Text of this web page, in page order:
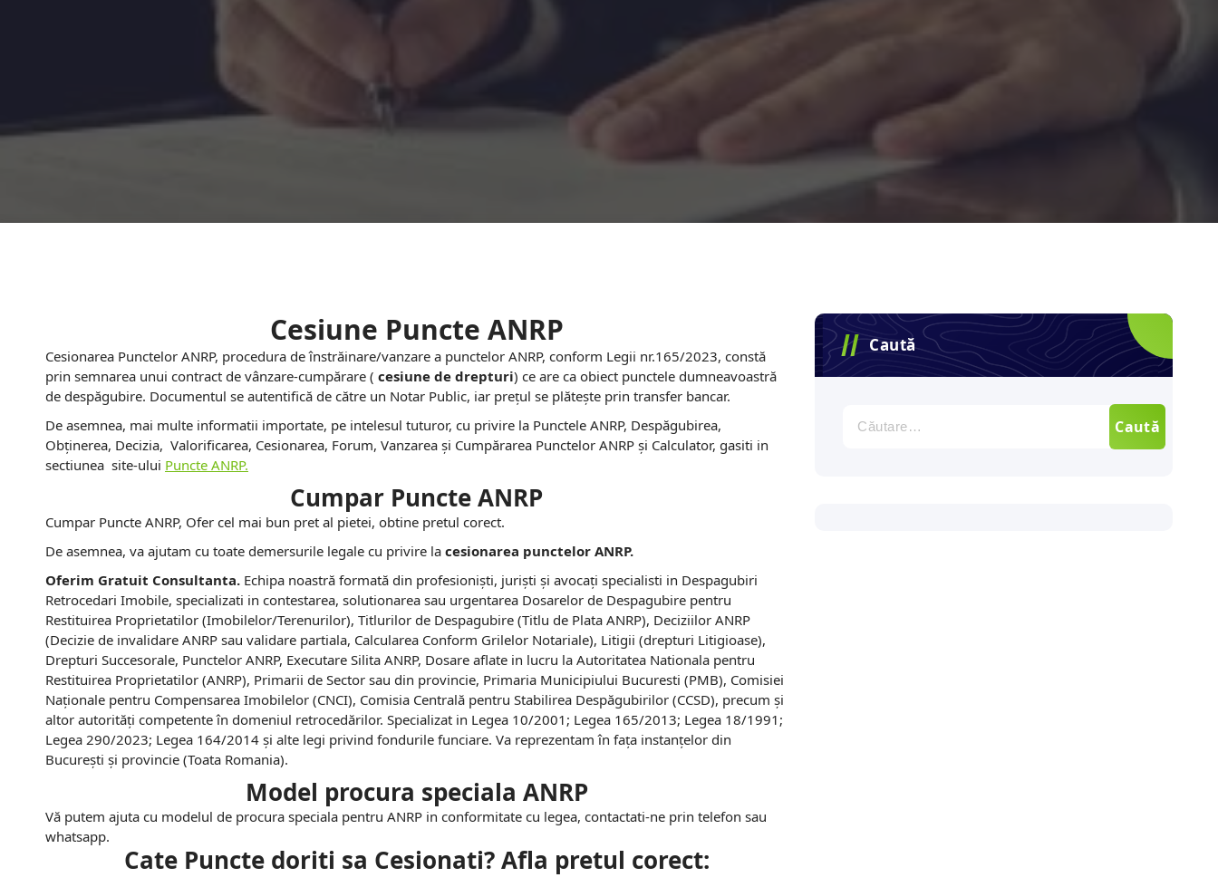
Cesiune Puncte ANRP
Cesionarea Punctelor ANRP, procedura de înstrăinare/vanzare a punctelor ANRP, conform Legii nr.165/2023, constă
prin semnarea unui contract de vânzare-cumpărare ( cesiune de drepturi) ce are ca obiect punctele dumneavoastră
de despăgubire. Documentul se autentifică de către un Notar Public, iar prețul se plătește prin transfer bancar.
De asemnea, mai multe informatii importate, pe intelesul tuturor, cu privire la Punctele ANRP, Despăgubirea,
Obținerea, Decizia, Valorificarea, Cesionarea, Forum, Vanzarea și Cumpărarea Punctelor ANRP și Calculator, gasiti in
sectiunea site-ului Puncte ANRP.
Cumpar Puncte ANRP
Cumpar Puncte ANRP, Ofer cel mai bun pret al pietei, obtine pretul corect.
De asemnea, va ajutam cu toate demersurile legale cu privire la cesionarea punctelor ANRP.
Oferim Gratuit Consultanta. Echipa noastră formată din profesioniști, juriști și avocați specialisti in Despagubiri
Retrocedari Imobile, specializati in contestarea, solutionarea sau urgentarea Dosarelor de Despagubire pentru
Restituirea Proprietatilor (Imobilelor/Terenurilor), Titlurilor de Despagubire (Titlu de Plata ANRP), Deciziilor ANRP
(Decizie de invalidare ANRP sau validare partiala, Calcularea Conform Grilelor Notariale), Litigii (drepturi Litigioase),
Drepturi Succesorale, Punctelor ANRP, Executare Silita ANRP, Dosare aflate in lucru la Autoritatea Nationala pentru
Restituirea Proprietatilor (ANRP), Primarii de Sector sau din provincie, Primaria Municipiului Bucuresti (PMB), Comisiei
Naționale pentru Compensarea Imobilelor (CNCI), Comisia Centrală pentru Stabilirea Despăgubirilor (CCSD), precum și
altor autorități competente în domeniul retrocedărilor. Specializat in Legea 10/2001; Legea 165/2013; Legea 18/1991;
Legea 290/2023; Legea 164/2014 și alte legi privind fondurile funciare. Va reprezentam în fața instanțelor din
București și provincie (Toata Romania).
Model procura speciala ANRP
Vă putem ajuta cu modelul de procura speciala pentru ANRP in conformitate cu legea, contactati-ne prin telefon sau
whatsapp.
Cate Puncte doriti sa Cesionati? Afla pretul corect:
Caută
după: